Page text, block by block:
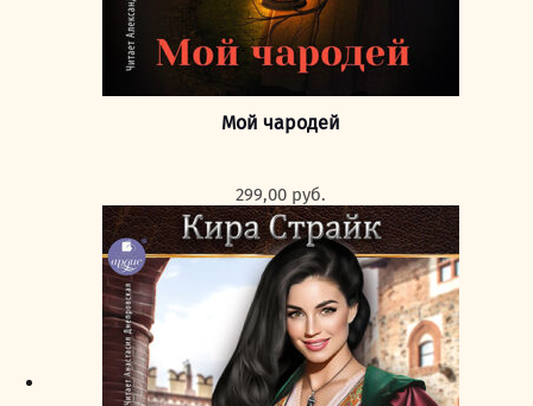
Мой чародей
299,00 руб.